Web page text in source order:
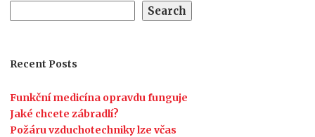
Search
Recent Posts
Funkční medicína opravdu funguje
Jaké chcete zábradlí?
Požáru vzduchotechniky lze včas